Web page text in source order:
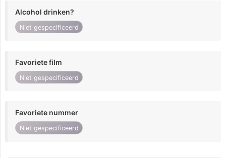
Alcohol drinken?
Niet gespecificeerd
Favoriete film
Niet gespecificeerd
Favoriete nummer
Niet gespecificeerd